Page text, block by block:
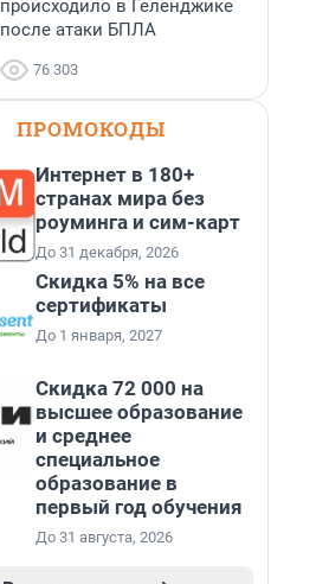
происходило в Геленджике
после атаки БПЛА
76 303
ПРОМОКОДЫ
Интернет в 180+
странах мира без
роуминга и сим-карт
До 31 декабря, 2026
Скидка 5% на все
сертификаты
До 1 января, 2027
Скидка 72 000 на
высшее образование
и среднее
специальное
образование в
первый год обучения
До 31 августа, 2026